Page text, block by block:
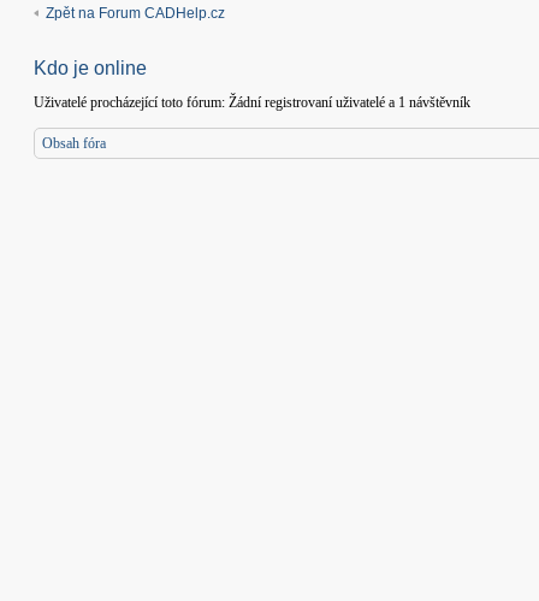
Zpět na Forum CADHelp.cz
Kdo je online
Uživatelé procházející toto fórum: Žádní registrovaní uživatelé a 1 návštěvník
Obsah fóra